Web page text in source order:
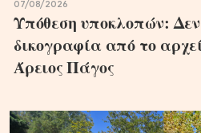
07/08/2026
Υπόθεση υποκλοπών:
δικογραφία από το
Άρειος Πάγος